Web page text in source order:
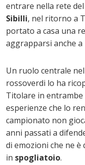
entrare nella rete del
Sibilli, nel ritorno a
portato a casa una
aggrapparsi anche
Un ruolo centrale
rossoverdi lo ha
Titolare in entrambe
esperienze che lo
campionato non
anni passati a
di emozioni che ne
in spogliatoio.